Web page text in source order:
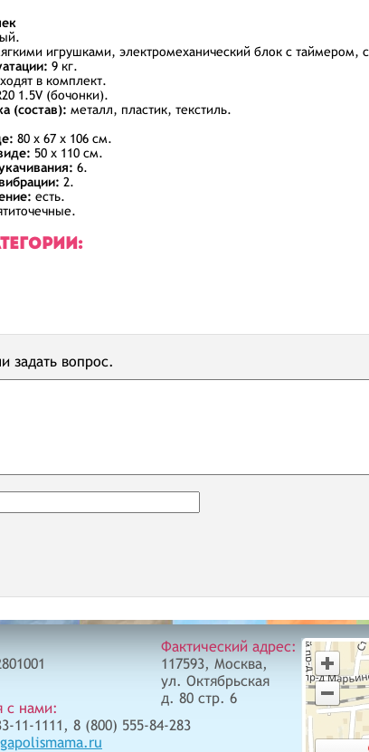
игрушками, электромеханический блок с таймером,
9 кг.
в комплект.
1.5V (бочонки).
(состав): металл, пластик, текстиль.
80 х 67 х 106 см.
50 х 110 см.
6.
2.
есть.
задать вопрос.
с нами:
11-1111, 8 (800) 555-84-283
Фактический адрес:
117593, Москва,
ул. Октябрьская
д. 80 стр. 6